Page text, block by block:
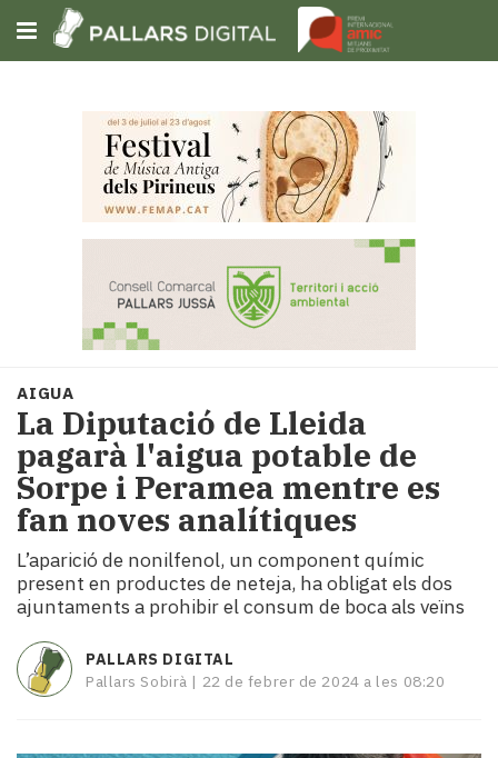
Subscriu-t'hi
Portada
Societat
Política
i
municipis
Economia
i
Cultura
Esports
Mai
tant!
TV
i
AIGUA
La Diputació de Lleida
pagarà l'aigua potable de
Sorpe i Peramea mentre es
fan noves analítiques
L’aparició de nonilfenol, un component químic
present en productes de neteja, ha obligat els dos
ajuntaments a prohibir el consum de boca als veïns
PALLARS DIGITAL
Pallars Sobirà | 22 de febrer de 2024 a les 08:20